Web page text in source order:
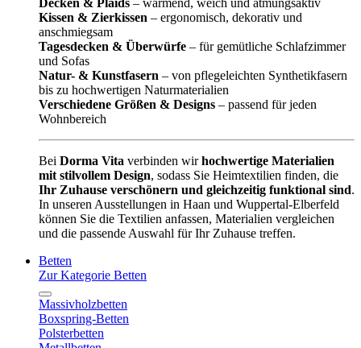
Kissen & Zierkissen – ergonomisch, dekorativ und
anschmiegsam
Tagesdecken & Überwürfe – für gemütliche Schlafzimmer
und Sofas
Natur- & Kunstfasern – von pflegeleichten Synthetikfasern
bis zu hochwertigen Naturmaterialien
Verschiedene Größen & Designs – passend für jeden
Wohnbereich
Bei Dorma Vita verbinden wirhochwertige Materialien
mit stilvollem Design, sodass Sie Heimtextilien finden, die
Ihr Zuhause verschönern und gleichzeitig funktional sind.
In unseren Ausstellungen in Haan und Wuppertal-Elberfeld
können Sie die Textilien anfassen, Materialien vergleichen
und die passende Auswahl für Ihr Zuhause treffen.
Betten
Zur Kategorie Betten
Massivholzbetten
Boxspring-Betten
Polsterbetten